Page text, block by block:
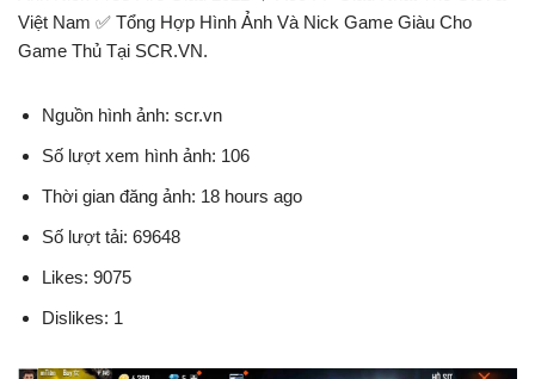
Việt Nam ✅ Tổng Hợp Hình Ảnh Và Nick Game Giàu Cho
Game Thủ Tại SCR.VN.
Nguồn hình ảnh: scr.vn
Số lượt xem hình ảnh: 106
Thời gian đăng ảnh: 18 hours ago
Số lượt tải: 69648
Likes: 9075
Dislikes: 1